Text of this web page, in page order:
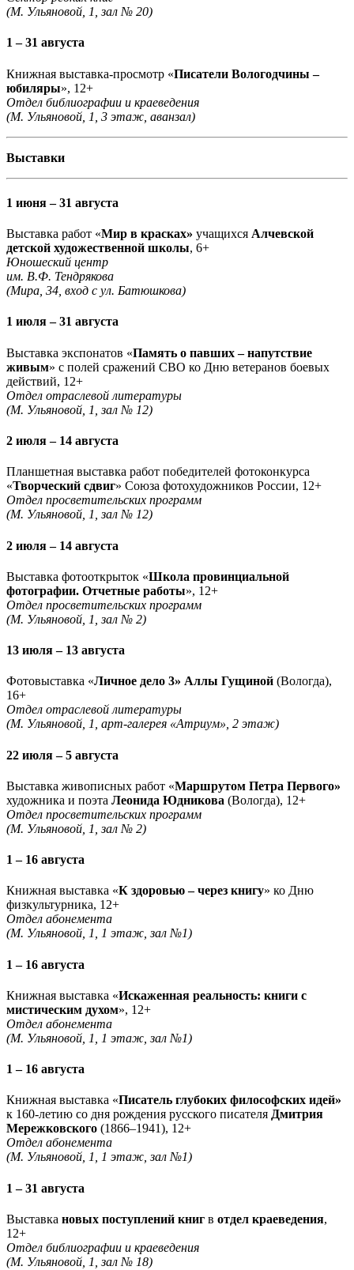
(М. Ульяновой, 1, зал № 20)
1 – 31 августа
Книжная выставка-просмотр «Писатели Вологодчины –
юбиляры», 12+
Отдел библиографии и краеведения
(М. Ульяновой, 1, 3 этаж, аванзал)
Выставки
1 июня – 31 августа
Выставка работ «Мир в красках» учащихся Алчевской
детской художественной школы, 6+
Юношеский центр
им. В.Ф. Тендрякова
(Мира, 34, вход с ул. Батюшкова)
1 июля – 31 августа
Выставка экспонатов «Память о павших – напутствие
живым» с полей сражений СВО ко Дню ветеранов боевых
действий, 12+
Отдел отраслевой литературы
(М. Ульяновой, 1, зал № 12)
2 июля – 14 августа
Планшетная выставка работ победителей фотоконкурса
«Творческий сдвиг» Союза фотохудожников России, 12+
Отдел просветительских программ
(М. Ульяновой, 1, зал № 12)
2 июля – 14 августа
Выставка фотооткрыток «Школа провинциальной
фотографии. Отчетные работы», 12+
Отдел просветительских программ
(М. Ульяновой, 1, зал № 2)
13 июля – 13 августа
Фотовыставка «Личное дело 3» Аллы Гущиной (Вологда),
16+
Отдел отраслевой литературы
(М. Ульяновой, 1, арт-галерея «Атриум», 2 этаж)
22 июля – 5 августа
Выставка живописных работ «Маршрутом Петра Первого»
художника и поэта Леонида Юдникова (Вологда), 12+
Отдел просветительских программ
(М. Ульяновой, 1, зал № 2)
1 – 16 августа
Книжная выставка «К здоровью – через книгу» ко Дню
физкультурника, 12+
Отдел абонемента
(М. Ульяновой, 1, 1 этаж, зал №1)
1 – 16 августа
Книжная выставка «Искаженная реальность: книги с
мистическим духом», 12+
Отдел абонемента
(М. Ульяновой, 1, 1 этаж, зал №1)
1 – 16 августа
Книжная выставка «Писатель глубоких философских идей»
к 160-летию со дня рождения русского писателя Дмитрия
Мережковского (1866–1941), 12+
Отдел абонемента
(М. Ульяновой, 1, 1 этаж, зал №1)
1 – 31 августа
Выставка новых поступлений книг в отдел краеведения,
12+
Отдел библиографии и краеведения
(М. Ульяновой, 1, зал № 18)